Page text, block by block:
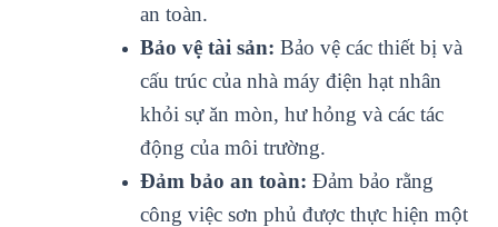
an toàn.
Bảo vệ tài sản: Bảo vệ các thiết bị và
cấu trúc của nhà máy điện hạt nhân
khỏi sự ăn mòn, hư hỏng và các tác
động của môi trường.
Đảm bảo an toàn: Đảm bảo rằng
công việc sơn phủ được thực hiện một